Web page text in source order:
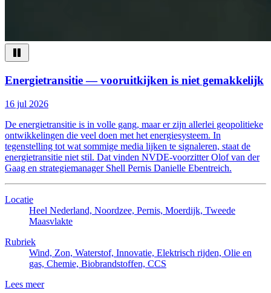
Energietransitie — vooruitkijken is niet gemakkelijk
16 jul 2026
De energietransitie is in volle gang, maar er zijn allerlei geopolitieke
ontwikkelingen die veel doen met het energiesysteem. In
tegenstelling tot wat sommige media lijken te signaleren, staat de
energietransitie niet stil. Dat vinden NVDE-voorzitter Olof van der
Gaag en strategiemanager Shell Pernis Danielle Ebentreich.
Locatie
Heel Nederland, Noordzee, Pernis, Moerdijk, Tweede
Maasvlakte
Rubriek
Wind, Zon, Waterstof, Innovatie, Elektrisch rijden, Olie en
gas, Chemie, Biobrandstoffen, CCS
Lees meer